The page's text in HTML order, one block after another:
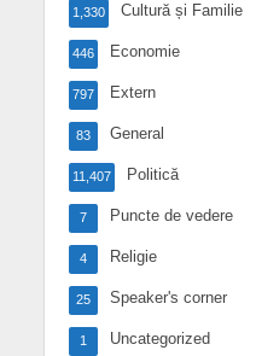
Cultură și Familie
1,330
Economie
446
Extern
797
General
83
Politică
11,407
Puncte de vedere
7
Religie
4
Speaker's corner
25
Uncategorized
1